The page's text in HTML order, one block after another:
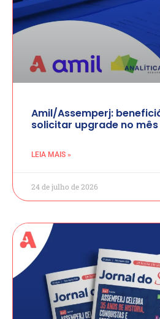
Amil/Assemperj:
solicitar upgrade no
LEIA MAIS »
24 de julho de 2026